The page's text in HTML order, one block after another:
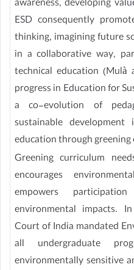
awareness, developing
ESD consequently
thinking, imagining future
in a collaborative way,
technical education
progress in Education for
a co-evolution of
sustainable
education through
Greening curriculum
encourages
empowers
environmental impacts.
Court of India mandated
all undergraduate
environmentally sensitive